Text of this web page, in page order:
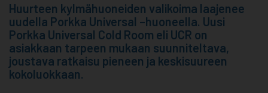
Huurteen kylmähuoneiden valikoima laajenee
uudella Porkka Universal –huoneella. Uusi
Porkka Universal Cold Room eli UCR on
asiakkaan tarpeen mukaan suunniteltava,
joustava ratkaisu pieneen ja keskisuureen
kokoluokkaan.